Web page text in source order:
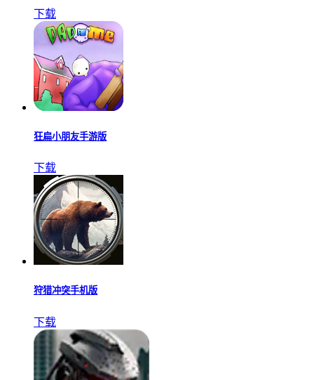
下载
狂扁小朋友手游版
下载
狩猎冲突手机版
下载